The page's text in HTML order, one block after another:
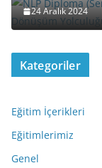
24 Aralık 2024
Kategoriler
Eğitim İçerikleri
Eğitimlerimiz
Genel